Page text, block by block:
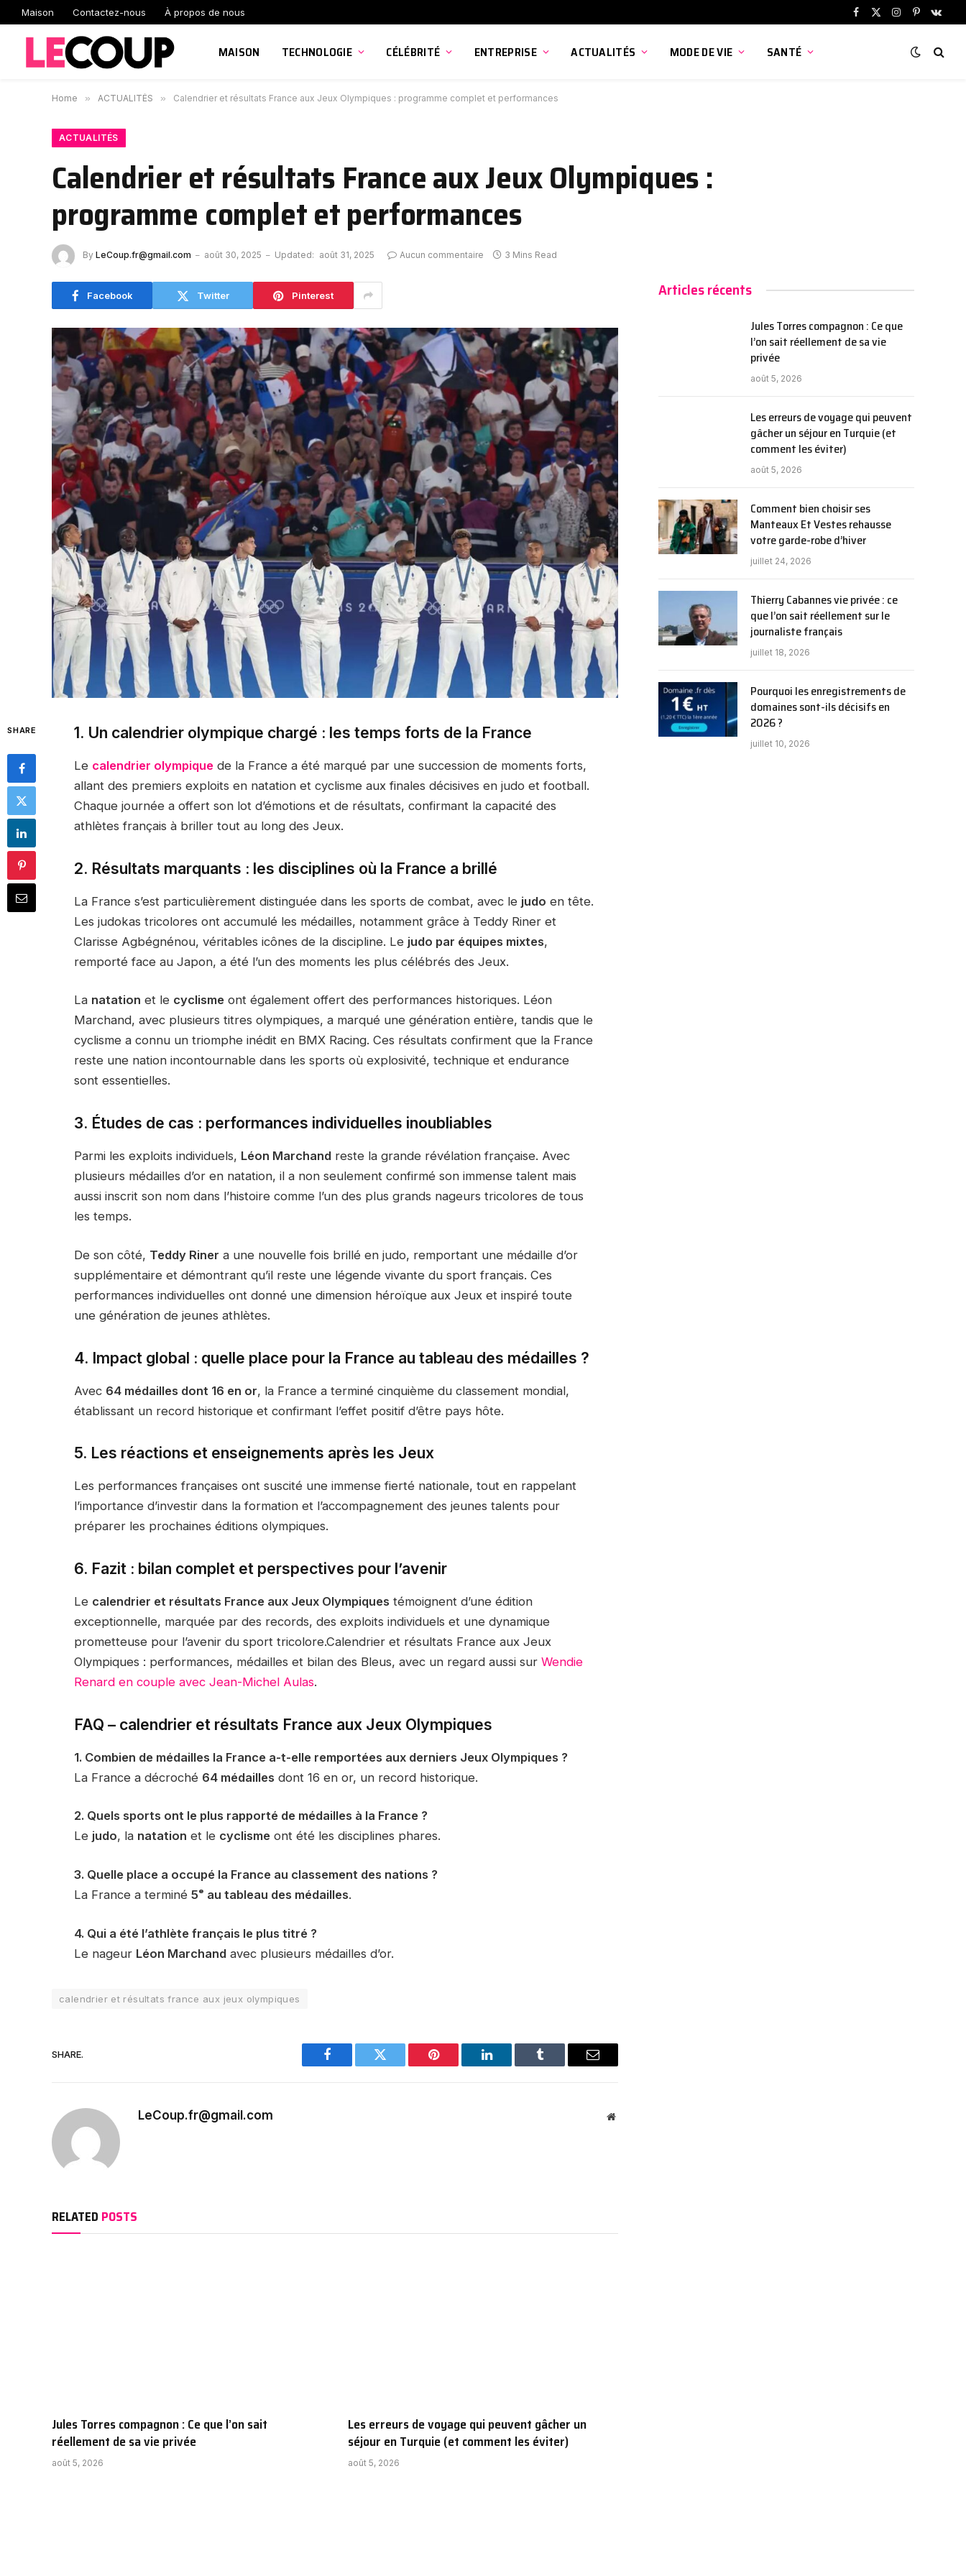
Maison Contactez-nous À propos de nous
Facebook
X
Instagram
Pinterest
MAISON TECHNOLOGIE CÉLÉBRITÉ ENTREPRISE ACTUALITÉS MODE DE VIE SANTÉ
Home » ACTUALITÉS » Calendrier et résultats France aux Jeux Olympiques : programme complet et performances
ACTUALITÉS
Calendrier et résultats France aux Jeux Olympiques :
programme complet et performances
By LeCoup.fr@gmail.com août 30, 2025 Updated: août 31, 2025 Aucun commentaire 3 Mins Read
Facebook Twitter Pinterest
SHARE 1. Un calendrier olympique chargé : les temps forts de la France
Le calendrier olympique de la France a été marqué par une succession de moments forts,
allant des premiers exploits en natation et cyclisme aux finales décisives en judo et football.
Chaque journée a offert son lot d’émotions et de résultats, confirmant la capacité des
athlètes français à briller tout au long des Jeux.
2. Résultats marquants : les disciplines où la France a brillé
La France s’est particulièrement distinguée dans les sports de combat, avec le judo en tête.
Les judokas tricolores ont accumulé les médailles, notamment grâce à Teddy Riner et
Clarisse Agbégnénou, véritables icônes de la discipline. Le judo par équipes mixtes,
remporté face au Japon, a été l’un des moments les plus célébrés des Jeux.
La natation et le cyclisme ont également offert des performances historiques. Léon
Marchand, avec plusieurs titres olympiques, a marqué une génération entière, tandis que le
cyclisme a connu un triomphe inédit en BMX Racing. Ces résultats confirment que la France
reste une nation incontournable dans les sports où explosivité, technique et endurance
sont essentielles.
3. Études de cas : performances individuelles inoubliables
Parmi les exploits individuels, Léon Marchand reste la grande révélation française. Avec
plusieurs médailles d’or en natation, il a non seulement confirmé son immense talent mais
aussi inscrit son nom dans l’histoire comme l’un des plus grands nageurs tricolores de tous
les temps.
De son côté, Teddy Riner a une nouvelle fois brillé en judo, remportant une médaille d’or
supplémentaire et démontrant qu’il reste une légende vivante du sport français. Ces
performances individuelles ont donné une dimension héroïque aux Jeux et inspiré toute
une génération de jeunes athlètes.
4. Impact global : quelle place pour la France au tableau des médailles ?
Avec 64 médailles dont 16 en or, la France a terminé cinquième du classement mondial,
établissant un record historique et confirmant l’effet positif d’être pays hôte.
5. Les réactions et enseignements après les Jeux
Les performances françaises ont suscité une immense fierté nationale, tout en rappelant
l’importance d’investir dans la formation et l’accompagnement des jeunes talents pour
préparer les prochaines éditions olympiques.
6. Fazit : bilan complet et perspectives pour l’avenir
Le calendrier et résultats France aux Jeux Olympiques témoignent d’une édition
exceptionnelle, marquée par des records, des exploits individuels et une dynamique
prometteuse pour l’avenir du sport tricolore.Calendrier et résultats France aux Jeux
Olympiques : performances, médailles et bilan des Bleus, avec un regard aussi sur Wendie
Renard en couple avec Jean-Michel Aulas.
FAQ – calendrier et résultats France aux Jeux Olympiques
1. Combien de médailles la France a-t-elle remportées aux derniers Jeux Olympiques ?
La France a décroché 64 médailles dont 16 en or, un record historique.
2. Quels sports ont le plus rapporté de médailles à la France ?
Le judo, la natation et le cyclisme ont été les disciplines phares.
3. Quelle place a occupé la France au classement des nations ?
La France a terminé 5ᵉ au tableau des médailles.
4. Qui a été l’athlète français le plus titré ?
Le nageur Léon Marchand avec plusieurs médailles d’or.
calendrier et résultats france aux jeux olympiques
SHARE.
Facebook Twitter Pinterest LinkedIn Tumblr Email
LeCoup.fr@gmail.com Website
RELATED POSTS
Jules Torres compagnon : Ce que l’on sait
réellement de sa vie privée
août 5, 2026
Les erreurs de voyage qui peuvent gâcher un
séjour en Turquie (et comment les éviter)
août 5, 2026
Articles récents
Jules Torres compagnon : Ce que
l’on sait réellement de sa vie
privée
août 5, 2026
Les erreurs de voyage qui peuvent
gâcher un séjour en Turquie (et
comment les éviter)
août 5, 2026
Comment bien choisir ses
Manteaux Et Vestes rehausse
votre garde-robe d’hiver
juillet 24, 2026
Thierry Cabannes vie privée : ce
que l’on sait réellement sur le
journaliste français
juillet 18, 2026
Pourquoi les enregistrements de
domaines sont-ils décisifs en
2026 ?
juillet 10, 2026